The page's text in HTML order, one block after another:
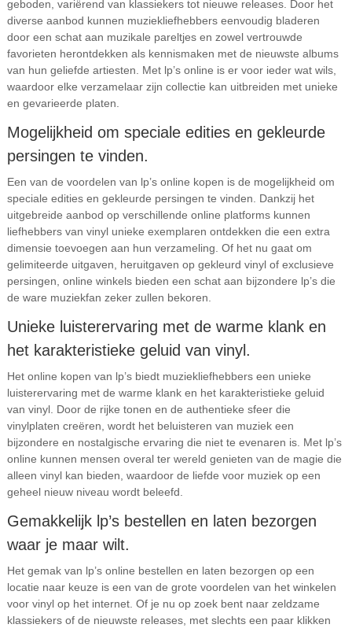
geboden, variërend van klassiekers tot nieuwe releases. Door het
diverse aanbod kunnen muziekliefhebbers eenvoudig bladeren
door een schat aan muzikale pareltjes en zowel vertrouwde
favorieten herontdekken als kennismaken met de nieuwste albums
van hun geliefde artiesten. Met lp’s online is er voor ieder wat wils,
waardoor elke verzamelaar zijn collectie kan uitbreiden met unieke
en gevarieerde platen.
Mogelijkheid om speciale edities en gekleurde
persingen te vinden.
Een van de voordelen van lp’s online kopen is de mogelijkheid om
speciale edities en gekleurde persingen te vinden. Dankzij het
uitgebreide aanbod op verschillende online platforms kunnen
liefhebbers van vinyl unieke exemplaren ontdekken die een extra
dimensie toevoegen aan hun verzameling. Of het nu gaat om
gelimiteerde uitgaven, heruitgaven op gekleurd vinyl of exclusieve
persingen, online winkels bieden een schat aan bijzondere lp’s die
de ware muziekfan zeker zullen bekoren.
Unieke luisterervaring met de warme klank en
het karakteristieke geluid van vinyl.
Het online kopen van lp’s biedt muziekliefhebbers een unieke
luisterervaring met de warme klank en het karakteristieke geluid
van vinyl. Door de rijke tonen en de authentieke sfeer die
vinylplaten creëren, wordt het beluisteren van muziek een
bijzondere en nostalgische ervaring die niet te evenaren is. Met lp’s
online kunnen mensen overal ter wereld genieten van de magie die
alleen vinyl kan bieden, waardoor de liefde voor muziek op een
geheel nieuw niveau wordt beleefd.
Gemakkelijk lp’s bestellen en laten bezorgen
waar je maar wilt.
Het gemak van lp’s online bestellen en laten bezorgen op een
locatie naar keuze is een van de grote voordelen van het winkelen
voor vinyl op het internet. Of je nu op zoek bent naar zeldzame
klassiekers of de nieuwste releases, met slechts een paar klikken